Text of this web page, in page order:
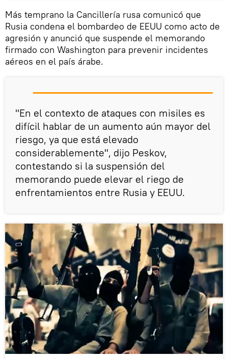
Más temprano la Cancillería rusa comunicó que
Rusia condena el bombardeo de EEUU como acto de
agresión y anunció que suspende el memorando
firmado con Washington para prevenir incidentes
aéreos en el país árabe.
"En el contexto de ataques con misiles es
difícil hablar de un aumento aún mayor del
riesgo, ya que está elevado
considerablemente", dijo Peskov,
contestando si la suspensión del
memorando puede elevar el riego de
enfrentamientos entre Rusia y EEUU.